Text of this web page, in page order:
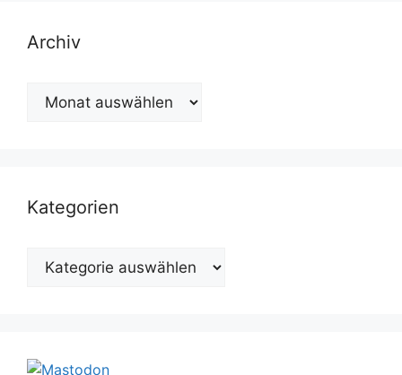
Archiv
Archiv
Kategorien
Kategorien